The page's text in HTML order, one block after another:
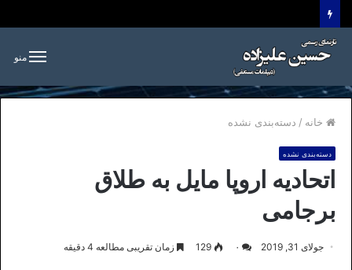
منو
خانه / دسته‌بندی نشده
دسته‌بندی نشده
اتحادیه اروپا مایل به طلاق
برجامی
جولای 31, 2019 ۰ 129 زمان تقریبی مطالعه 4 دقیقه